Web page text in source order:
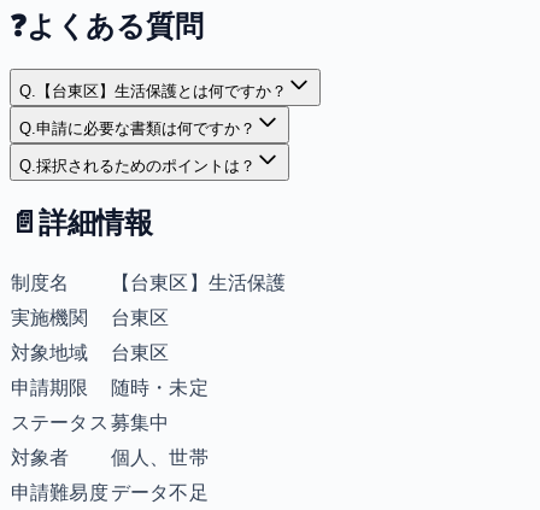
❓よくある質問
Q. 【台東区】生活保護とは何ですか？
Q.申請に必要な書類は何ですか？
Q.採択されるためのポイントは？
📄 詳細情報
制度名
【台東区】生活保護
実施機関
台東区
対象地域
台東区
申請期限
随時・未定
ステータス 募集中
対象者
個人、世帯
申請難易度データ不足